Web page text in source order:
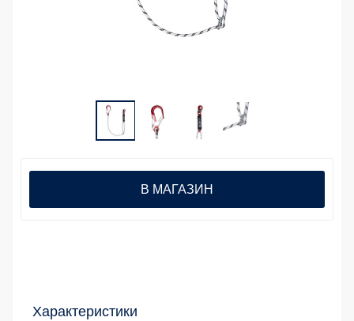
Характеристики
В МАГАЗИН